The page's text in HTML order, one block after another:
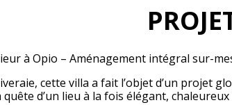
à Opio – Aménagement intégral sur-
cette villa a fait l’objet d’un projet
d’un lieu à la fois élégant,